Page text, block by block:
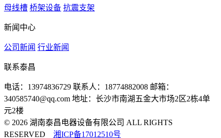
母线槽 桥架设备 抗震支架
新闻中心
公司新闻 行业新闻
联系泰昌
电话：13974836729 联系人：18774882008 邮箱：
340585740@qq.com 地址：长沙市南湖五金大市场2区2栋4单
元2楼
© 2026 湖南泰昌电器设备有限公司 ALL RIGHTS
RESERVED 湘ICP备17012510号